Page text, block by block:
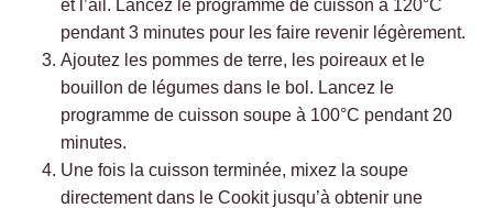
et l’ail. Lancez le programme de cuisson à 120°C
pendant 3 minutes pour les faire revenir légèrement.
Ajoutez les pommes de terre, les poireaux et le
bouillon de légumes dans le bol. Lancez le
programme de cuisson soupe à 100°C pendant 20
minutes.
Une fois la cuisson terminée, mixez la soupe
directement dans le Cookit jusqu’à obtenir une